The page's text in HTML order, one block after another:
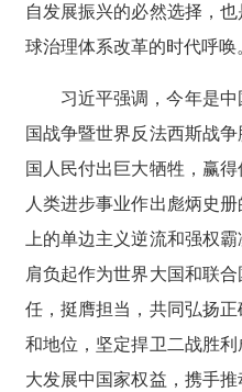
自发展振兴的必然选择，
球治理体系改革的时代呼唤
习近平强调，今年是
国战争暨世界反法西斯战
国人民付出巨大牺牲，赢
人类进步事业作出彪炳史
上的单边主义逆流和强权
肩负起作为世界大国和联
任，挺膺担当，共同弘扬
和地位，坚定捍卫二战胜
大发展中国家权益，携手